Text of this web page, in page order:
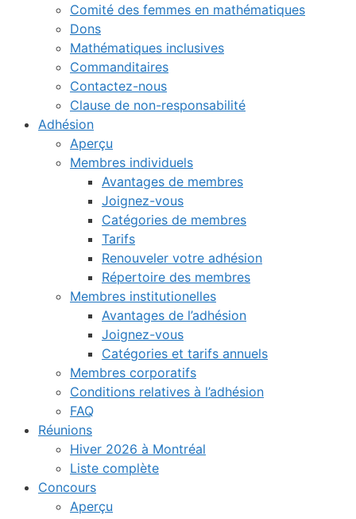
Comité des femmes en mathématiques
Dons
Mathématiques inclusives
Commanditaires
Contactez-nous
Clause de non-responsabilité
Adhésion
Aperçu
Membres individuels
Avantages de membres
Joignez-vous
Catégories de membres
Tarifs
Renouveler votre adhésion
Répertoire des membres
Membres institutionelles
Avantages de l’adhésion
Joignez-vous
Catégories et tarifs annuels
Membres corporatifs
Conditions relatives à l’adhésion
FAQ
Réunions
Hiver 2026 à Montréal
Liste complète
Concours
Aperçu